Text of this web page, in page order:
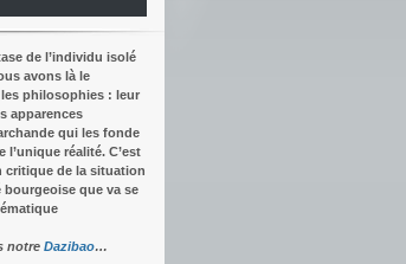
de l’individu isolé
avons là le
philosophies : leur
apparences
qui les fonde
l’unique réalité. C’est
critique de la situation
bourgeoise que va se
notre Dazibao…